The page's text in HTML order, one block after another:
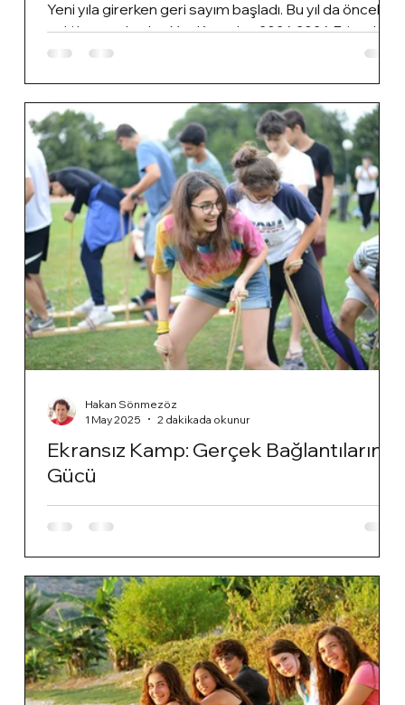
Yeni yıla girerken geri sayım başladı. Bu yıl da öncelik
eski kampçılarda... Yaz Kampları 2026 2026 Friends
Kampları Sezonu Başlıyor! Bir Yazdan Daha Fazlası:
butik kamp tesisi olan Friends Kamp Merkezi , 2026
yaz sezonunda da yeni hikâyelere ev sahipliği
yapmaya hazırlanıyor. Kurulduğu günden bu yana
bireysel ilgi, güven ve nitelikli kamp deneyimini
merkeze alan Friends Kampl
Ekransız Kamp: Gerçek Bağlantıların
Gücü
Ebeveynlerin kamplarımızdaki ekran kullanımı sınırları
hakkında sorduğu sorulara cevap vermeye çalıştık.
Hakan Sönmezöz
1 May 2025
2 dakikada okunur